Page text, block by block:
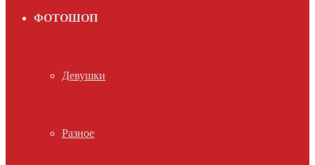
ФОТОШОП
Девушки
Разное